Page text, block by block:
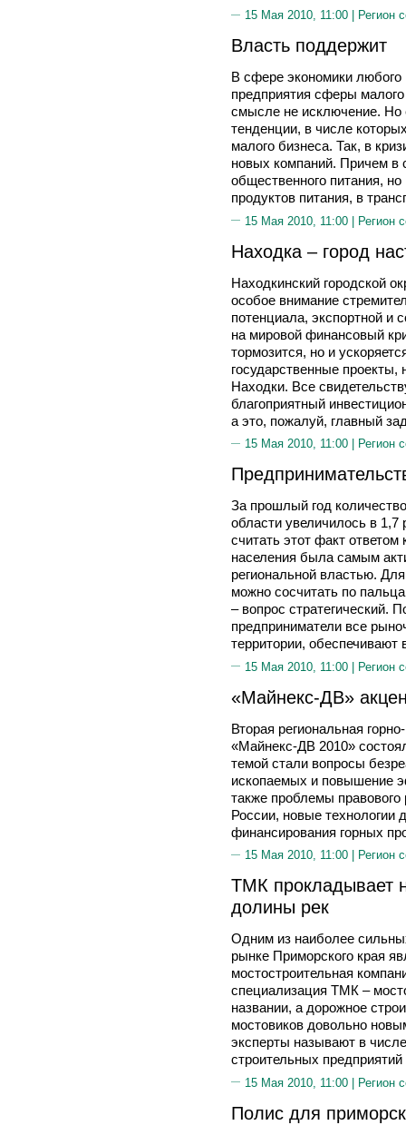
15 Мая 2010, 11:00 | Регион
Власть поддержит
В сфере экономики любого
предприятия сферы
смысле не исключение. Но
тенденции, в числе
малого бизнеса. Так, в
новых компаний. Причем в
общественного питания,
продуктов питания, в
15 Мая 2010, 11:00 | Регион
Находка – город
Находкинский городской
особое внимание
потенциала, экспортной и
на мировой финансовый
тормозится, но и
государственные
Находки. Все
благоприятный
а это, пожалуй, главный
15 Мая 2010, 11:00 | Регион
За прошлый год
области увеличилось в
считать этот факт
населения была самым
региональной властью.
можно сосчитать по
– вопрос стратегический.
предприниматели все
территории, обеспечивают
15 Мая 2010, 11:00 | Регион
«Майнекс-ДВ»
Вторая региональная
«Майнекс-ДВ 2010»
темой стали вопросы
ископаемых и повышение
также проблемы правового
России, новые технологии
финансирования горных
15 Мая 2010, 11:00 | Регион
ТМК прокладывает
долины рек
Одним из наиболее
рынке Приморского края
мостостроительная
специализация ТМК –
названии, а дорожное
мостовиков довольно
эксперты называют в
строительных
15 Мая 2010, 11:00 | Регион
Полис для